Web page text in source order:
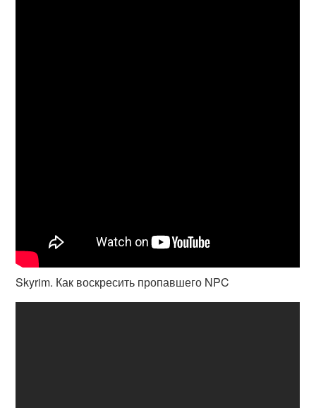
Skyrim. Как воскресить пропавшего NPC